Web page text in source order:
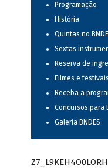
Programação
História
Quintas no
Sextas
Reserva de
Filmes e
Receba a
Concursos para
Galeria BNDES